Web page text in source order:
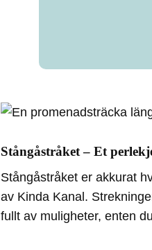
Stångåstråket – Et
Stångåstråket er akkurat
av Kinda Kanal.
fullt av muligheter, enten